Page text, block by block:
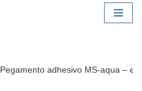
Pegamento adhesivo MS-aqua –